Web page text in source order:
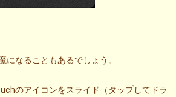
になることもあるでしょう。
のアイコンをスライド（タップしてドラ